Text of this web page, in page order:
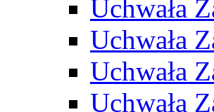
Uchwała
Uchwała
Uchwała
Uchwała